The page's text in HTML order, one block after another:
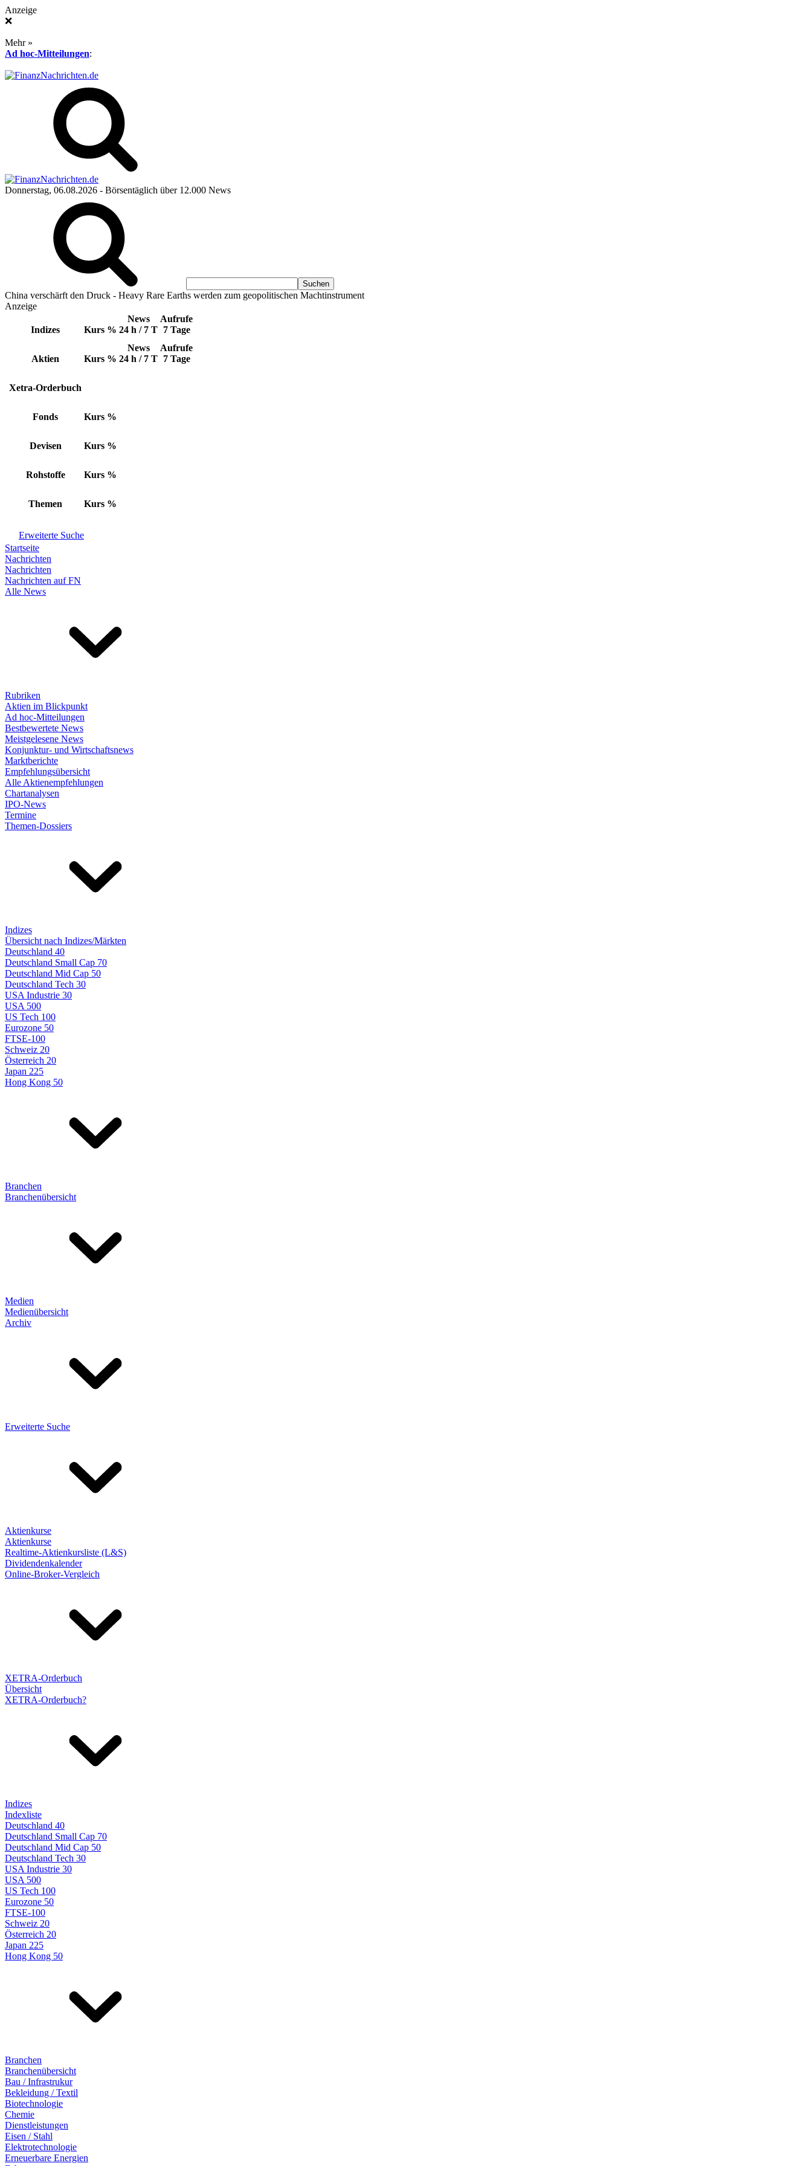
Anzeige
❌
Mehr »
Ad hoc-Mitteilungen:
Donnerstag, 06.08.2026 - Börsentäglich über 12.000 News
China verschärft den Druck - Heavy Rare Earths werden zum geopolitischen Machtinstrument
Anzeige
Indizes Kurs %
News
24 h / 7 T
Aufrufe
7 Tage
Aktien Kurs %
News
24 h / 7 T
Aufrufe
7 Tage
Xetra-Orderbuch
Fonds Kurs %
Devisen Kurs %
Rohstoffe Kurs %
Themen Kurs %
Erweiterte Suche
Startseite
Nachrichten
Nachrichten
Nachrichten auf FN
Alle News
Rubriken
Aktien im Blickpunkt
Ad hoc-Mitteilungen
Bestbewertete News
Meistgelesene News
Konjunktur- und Wirtschaftsnews
Marktberichte
Empfehlungsübersicht
Alle Aktienempfehlungen
Chartanalysen
IPO-News
Termine
Themen-Dossiers
Indizes
Übersicht nach Indizes/Märkten
Deutschland 40
Deutschland Small Cap 70
Deutschland Mid Cap 50
Deutschland Tech 30
USA Industrie 30
USA 500
US Tech 100
Eurozone 50
FTSE-100
Schweiz 20
Österreich 20
Japan 225
Hong Kong 50
Branchen
Branchenübersicht
Medien
Medienübersicht
Archiv
Erweiterte Suche
Aktienkurse
Aktienkurse
Realtime-Aktienkursliste (L&S)
Dividendenkalender
Online-Broker-Vergleich
XETRA-Orderbuch
Übersicht
XETRA-Orderbuch?
Indizes
Indexliste
Deutschland 40
Deutschland Small Cap 70
Deutschland Mid Cap 50
Deutschland Tech 30
USA Industrie 30
USA 500
US Tech 100
Eurozone 50
FTSE-100
Schweiz 20
Österreich 20
Japan 225
Hong Kong 50
Branchen
Branchenübersicht
Bau / Infrastrukur
Bekleidung / Textil
Biotechnologie
Chemie
Dienstleistungen
Eisen / Stahl
Elektrotechnologie
Erneuerbare Energien